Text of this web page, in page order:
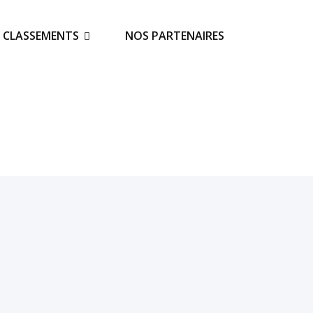
CLASSEMENTS NOS PARTENAIRES